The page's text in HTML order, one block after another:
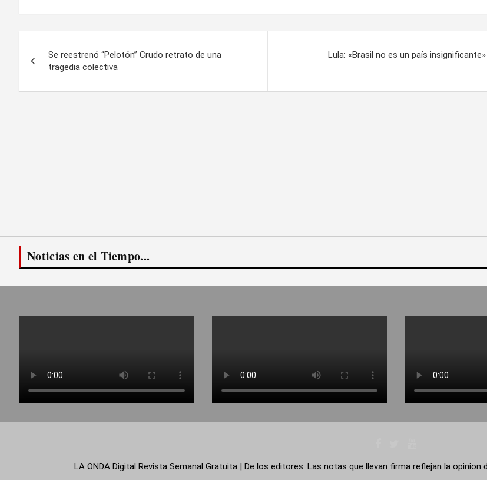
de
entradas
Se reestrenó “Pelotón” Crudo retrato de una
tragedia colectiva
Lula: «Brasil no es un país insignificante»
Noticias en el Tiempo...
LA ONDA Digital Revista Semanal Gratuita | De los editores: Las notas que llevan firma reflejan la